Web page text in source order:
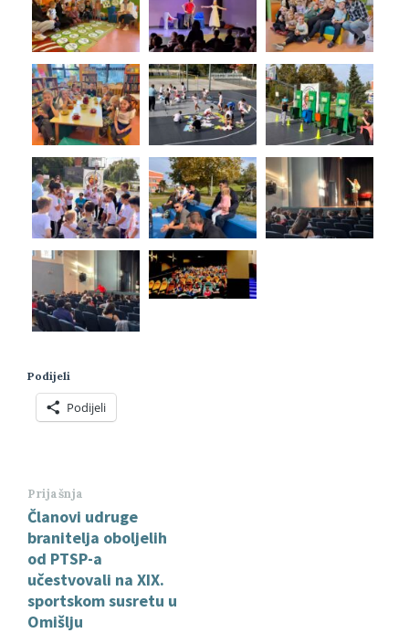
Podijeli
Podijeli
Prijašnja
Članovi udruge
branitelja oboljelih
od PTSP-a
učestvovali na XIX.
sportskom susretu u
Omišlju